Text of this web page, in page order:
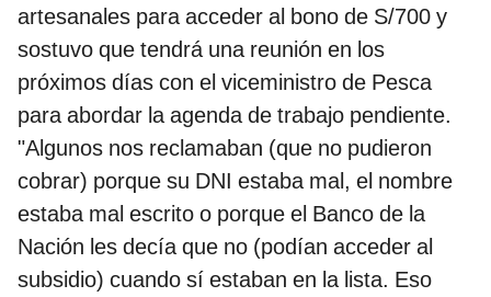
artesanales para acceder al bono de S/700 y
sostuvo que tendrá una reunión en los
próximos días con el viceministro de Pesca
para abordar la agenda de trabajo pendiente.
"Algunos nos reclamaban (que no pudieron
cobrar) porque su DNI estaba mal, el nombre
estaba mal escrito o porque el Banco de la
Nación les decía que no (podían acceder al
subsidio) cuando sí estaban en la lista. Eso